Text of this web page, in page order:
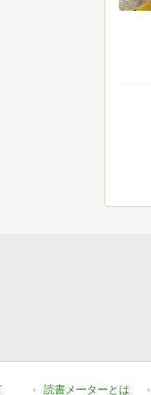
読書メーターとは